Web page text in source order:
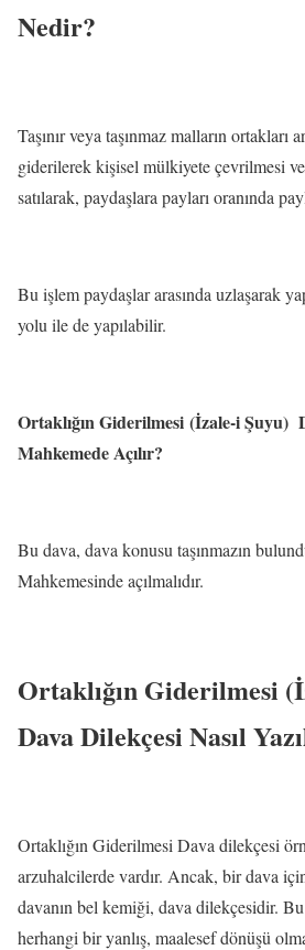
Nedir?
Taşınır veya taşınmaz malların ortakları
giderilerek kişisel mülkiyete çevrilmesi
satılarak, paydaşlara payları oranında
Bu işlem paydaşlar arasında uzlaşarak
yolu ile de yapılabilir.
Ortaklığın Giderilmesi (İzale-i Şuyu)
Mahkemede Açılır?
Bu dava, dava konusu taşınmazın
Mahkemesinde açılmalıdır.
Ortaklığın Giderilmesi
Dava Dilekçesi Nasıl
Ortaklığın Giderilmesi Dava dilekçesi
arzuhalcilerde vardır. Ancak, bir dava
davanın bel kemiği, dava dilekçesidir.
herhangi bir yanlış, maalesef dönüşü